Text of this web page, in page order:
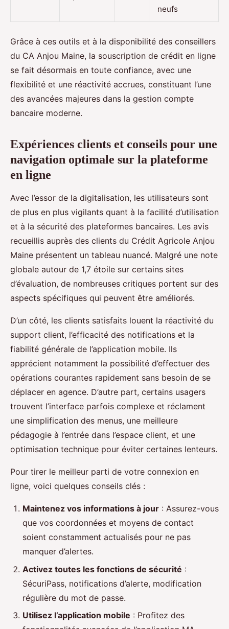
neufs
Grâce à ces outils et à la disponibilité des conseillers
du CA Anjou Maine, la souscription de crédit en ligne
se fait désormais en toute confiance, avec une
flexibilité et une réactivité accrues, constituant l’une
des avancées majeures dans la gestion compte
bancaire moderne.
Expériences clients et conseils pour une
navigation optimale sur la plateforme
en ligne
Avec l’essor de la digitalisation, les utilisateurs sont
de plus en plus vigilants quant à la facilité d’utilisation
et à la sécurité des plateformes bancaires. Les avis
recueillis auprès des clients du Crédit Agricole Anjou
Maine présentent un tableau nuancé. Malgré une note
globale autour de 1,7 étoile sur certains sites
d’évaluation, de nombreuses critiques portent sur des
aspects spécifiques qui peuvent être améliorés.
D’un côté, les clients satisfaits louent la réactivité du
support client, l’efficacité des notifications et la
fiabilité générale de l’application mobile. Ils
apprécient notamment la possibilité d’effectuer des
opérations courantes rapidement sans besoin de se
déplacer en agence. D’autre part, certains usagers
trouvent l’interface parfois complexe et réclament
une simplification des menus, une meilleure
pédagogie à l’entrée dans l’espace client, et une
optimisation technique pour éviter certaines lenteurs.
Pour tirer le meilleur parti de votre connexion en
ligne, voici quelques conseils clés :
Maintenez vos informations à jour : Assurez-vous
que vos coordonnées et moyens de contact
soient constamment actualisés pour ne pas
manquer d’alertes.
Activez toutes les fonctions de sécurité :
SécuriPass, notifications d’alerte, modification
régulière du mot de passe.
Utilisez l’application mobile : Profitez des